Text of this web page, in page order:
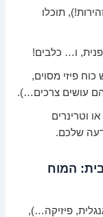
תוכלו
ו… כלבים!
כוח פיזי מסוים,
עושים צרכים…).
וטרינרים
שלכם.
בית: המוח
פיזיקה…),